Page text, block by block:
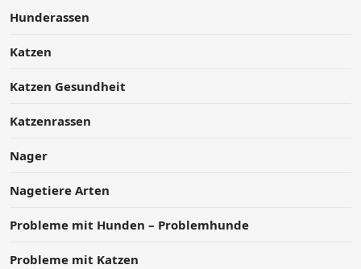
Hunderassen
Katzen
Katzen Gesundheit
Katzenrassen
Nager
Nagetiere Arten
Probleme mit Hunden – Problemhunde
Probleme mit Katzen